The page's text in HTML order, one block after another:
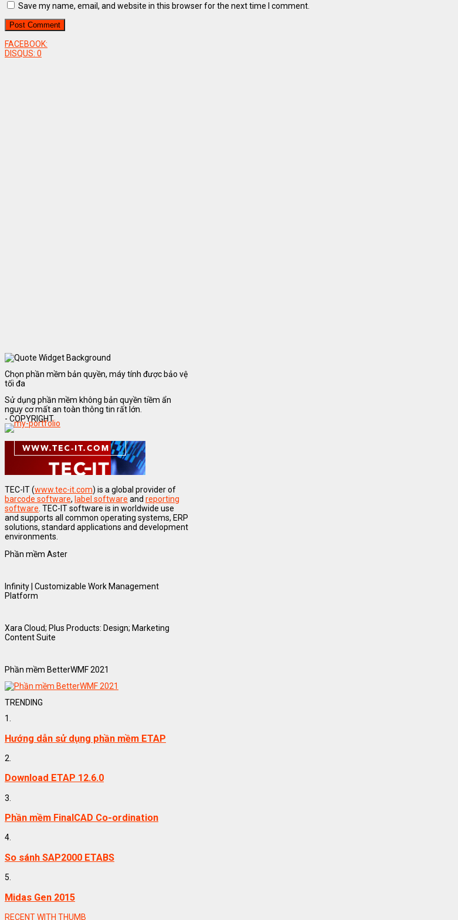
Save my name, email, and website in this browser for the next time I comment.
FACEBOOK:
DISQUS: 0
Chọn phần mềm bản quyền, máy tính được bảo vệ
tối đa
Sử dụng phần mềm không bản quyền tiềm ẩn
nguy cơ mất an toàn thông tin rất lớn.
- COPYRIGHT
TEC-IT (www.tec-it.com) is a global provider of
barcode software, label software and reporting
software . TEC-IT software is in worldwide use
and supports all common operating systems, ERP
solutions, standard applications and development
environments.
Phần mềm Aster
Infinity | Customizable Work Management
Platform
Xara Cloud; Plus Products: Design; Marketing
Content Suite
Phần mềm BetterWMF 2021
TRENDING
1.
Hướng dẫn sử dụng phần mềm ETAP
2.
Download ETAP 12.6.0
3.
Phần mềm FinalCAD Co-ordination
4.
So sánh SAP2000 ETABS
5.
Midas Gen 2015
RECENT WITH THUMB